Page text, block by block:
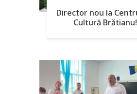
Director nou la
Cultură Brătianu!